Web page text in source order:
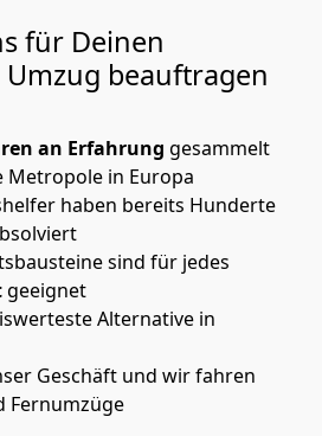
für Deinen
beauftragen
an Erfahrung gesammelt
Metropole in Europa
haben bereits Hunderte
sind für jedes
geeignet
Alternative in
Geschäft und wir fahren
Fernumzüge